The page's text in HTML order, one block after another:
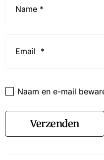
Naam en e-mail
Verzenden